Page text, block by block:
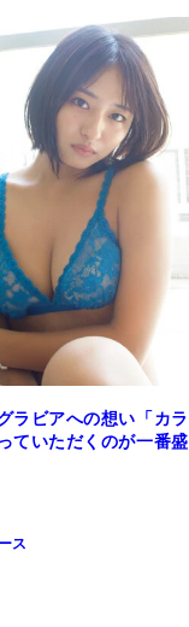
ラビアへの想い「カラ
ていただくのが一番盛
ス